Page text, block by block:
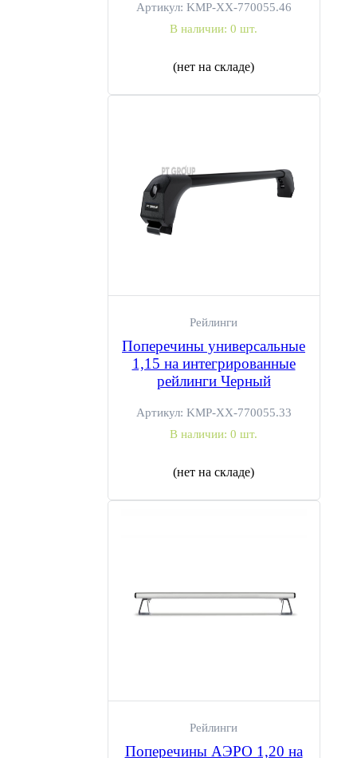
Артикул: KMP-ХХ-770055.46
В наличии: 0 шт.
(нет на складе)
Рейлинги
Поперечины универсальные
1,15 на интегрированные
рейлинги Черный
Артикул: KMP-ХХ-770055.33
В наличии: 0 шт.
(нет на складе)
Рейлинги
Поперечины АЭРО 1,20 на